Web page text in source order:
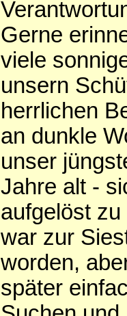
Gerne
viele
unsern
herrlichen
an dunkle
unser
Jahre alt -
aufgelöst
war zur
worden,
später